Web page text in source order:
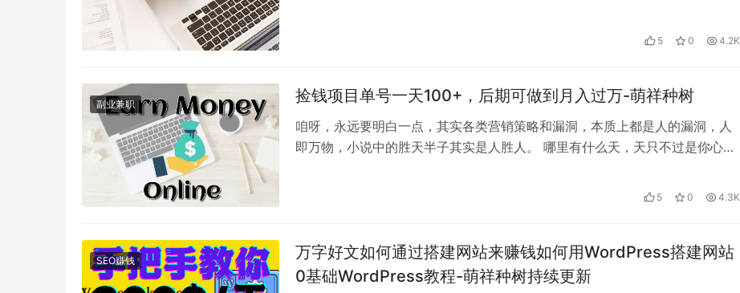
5 0 4.2K
副业兼职 捡钱项目单号一天100+，后期可做到月入过万-萌祥种树
咱呀，永远要明白一点，其实各类营销策略和漏洞，本质上都是人的漏洞，人
即万物，小说中的胜天半子其实是人胜人。 哪里有什么天，天只不过是你心中
5 0 4.3K
SEO赚钱
万字好文如何通过搭建网站来赚钱如何用WordPress搭建网站
0基础WordPress教程-萌祥种树持续更新